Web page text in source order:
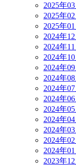
2025年
2025年
2025年
2024年
2024年
2024年
2024年
2024年
2024年
2024年
2024年
2024年
2024年
2024年
2024年
2023年